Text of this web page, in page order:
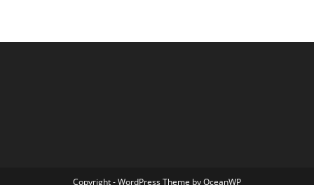
Copyright - WordPress Theme by OceanWP